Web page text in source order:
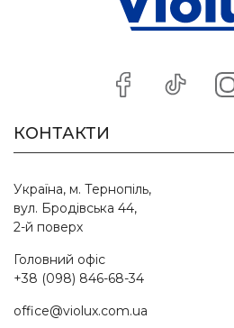
КОНТАКТИ
Україна, м. Тернопіль,
вул. Бродівська 44,
2-й поверх
Головний офіс
+38 (098) 846-68-34
office@violux.com.ua